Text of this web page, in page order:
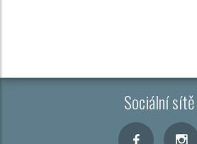
Sociální sítě